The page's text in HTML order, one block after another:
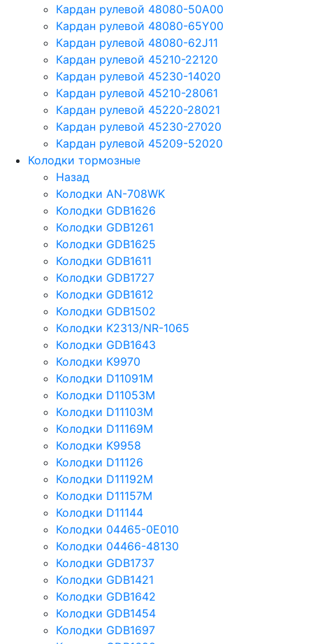
Кардан рулевой 48080-50A00
Кардан рулевой 48080-65Y00
Кардан рулевой 48080-62J11
Кардан рулевой 45210-22120
Кардан рулевой 45230-14020
Кардан рулевой 45210-28061
Кардан рулевой 45220-28021
Кардан рулевой 45230-27020
Кардан рулевой 45209-52020
Колодки тормозные
Назад
Колодки AN-708WK
Колодки GDB1626
Колодки GDB1261
Колодки GDB1625
Колодки GDB1611
Колодки GDB1727
Колодки GDB1612
Колодки GDB1502
Колодки K2313/NR-1065
Колодки GDB1643
Колодки K9970
Колодки D11091M
Колодки D11053M
Колодки D11103M
Колодки D11169M
Колодки K9958
Колодки D11126
Колодки D11192M
Колодки D11157M
Колодки D11144
Колодки 04465-0E010
Колодки 04466-48130
Колодки GDB1737
Колодки GDB1421
Колодки GDB1642
Колодки GDB1454
Колодки GDB1697